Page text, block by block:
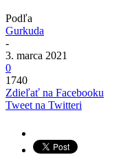
Podľa
Gurkuda
-
3. marca 2021
0
1740
Zdieľať na Facebooku
Tweet na Twitteri